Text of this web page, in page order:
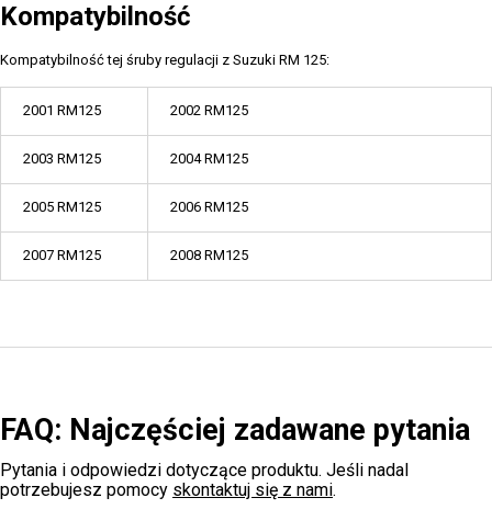
Kompatybilność
Kompatybilność tej śruby regulacji z Suzuki RM 125:
2001 RM125 2002 RM125
2003 RM125 2004 RM125
2005 RM125 2006 RM125
2007 RM125 2008 RM125
FAQ: Najczęściej zadawane pytania
Pytania i odpowiedzi dotyczące produktu. Jeśli nadal
potrzebujesz pomocy skontaktuj się z nami.